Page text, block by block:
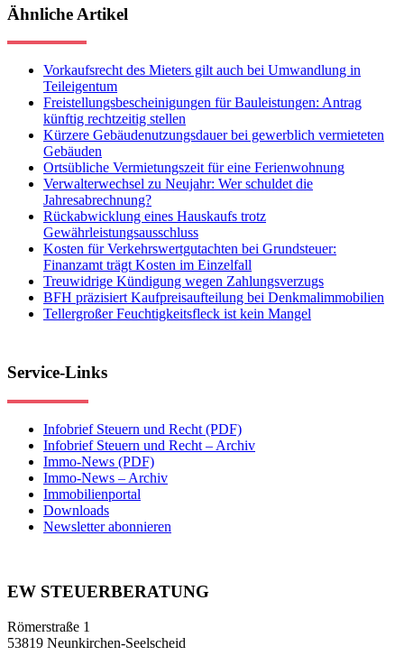
Ähnliche Artikel
Vorkaufsrecht des Mieters gilt auch bei Umwandlung in
Teileigentum
Freistellungsbescheinigungen für Bauleistungen: Antrag
künftig rechtzeitig stellen
Kürzere Gebäudenutzungsdauer bei gewerblich vermieteten
Gebäuden
Ortsübliche Vermietungszeit für eine Ferienwohnung
Verwalterwechsel zu Neujahr: Wer schuldet die
Jahresabrechnung?
Rückabwicklung eines Hauskaufs trotz
Gewährleistungsausschluss
Kosten für Verkehrswertgutachten bei Grundsteuer:
Finanzamt trägt Kosten im Einzelfall
Treuwidrige Kündigung wegen Zahlungsverzugs
BFH präzisiert Kaufpreisaufteilung bei Denkmalimmobilien
Tellergroßer Feuchtigkeitsfleck ist kein Mangel
Service-Links
Infobrief Steuern und Recht (PDF)
Infobrief Steuern und Recht – Archiv
Immo-News (PDF)
Immo-News – Archiv
Immobilienportal
Downloads
Newsletter abonnieren
EW STEUERBERATUNG
Römerstraße 1
53819 Neunkirchen-Seelscheid